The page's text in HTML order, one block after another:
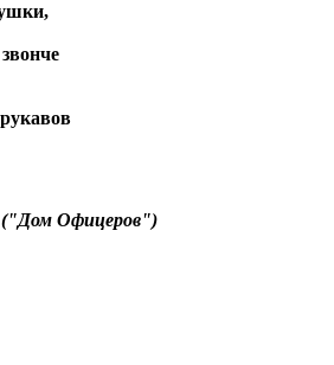
("Дом Офицеров")